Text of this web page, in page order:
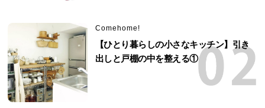
Comehome!
【ひとり暮らしの小さなキッチン】引き
出しと戸棚の中を整える①